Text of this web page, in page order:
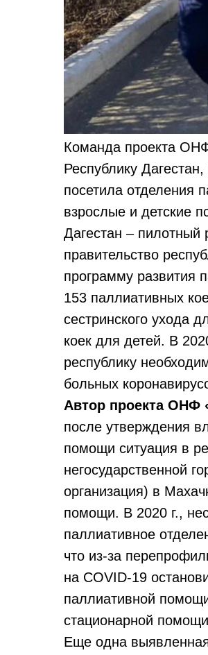
Команда проекта
Республику
посетила отделения
взрослые и детские
Дагестан – пилотный
правительство
программу развития
153 паллиативных
сестринского ухода
коек для детей. В
республику
больных
Автор проекта ОНФ
после утверждения
помощи ситуация в
негосударственной
организация) в
помощи. В 2020 г.,
паллиативное
что из-за
на COVID-19
паллиативной
стационарной
Еще одна